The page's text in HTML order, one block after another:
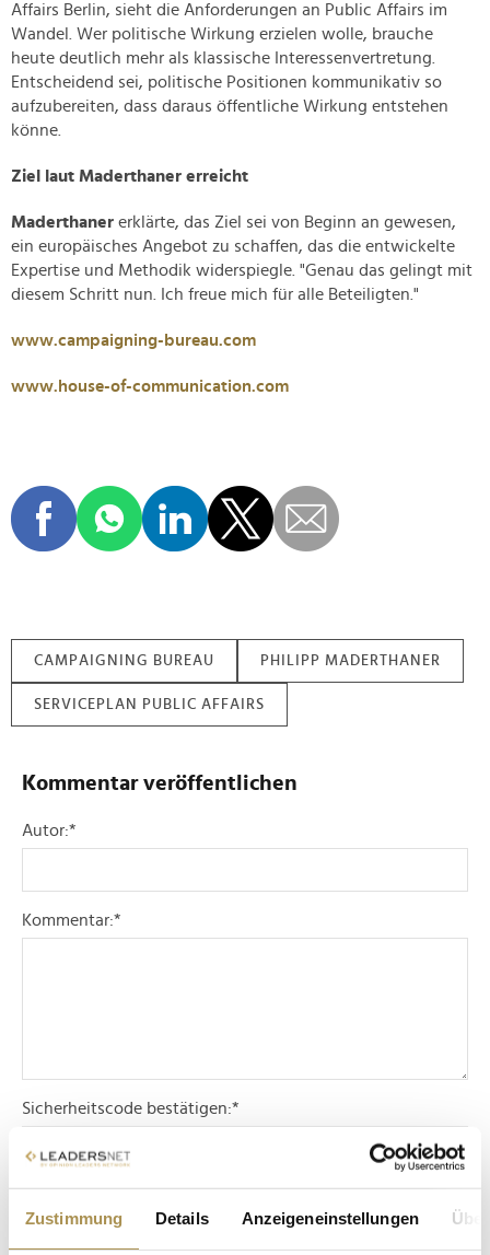
Zustimmung Details Anzeigeneinstellungen
Affairs Berlin, sieht die Anforderungen an Public Affairs im
Wandel. Wer politische Wirkung erzielen wolle, brauche
heute deutlich mehr als klassische Interessenvertretung.
Entscheidend sei, politische Positionen kommunikativ so
aufzubereiten, dass daraus öffentliche Wirkung entstehen
könne.
Ziel laut Maderthaner erreicht
Maderthaner erklärte, das Ziel sei von Beginn an gewesen,
ein europäisches Angebot zu schaffen, das die entwickelte
Expertise und Methodik widerspiegle. "Genau das gelingt mit
diesem Schritt nun. Ich freue mich für alle Beteiligten."
www.campaigning-bureau.com
www.house-of-communication.com
CAMPAIGNING BUREAU PHILIPP MADERTHANER
SERVICEPLAN PUBLIC AFFAIRS
Kommentar veröffentlichen
Autor:*
Kommentar:*
Sicherheitscode bestätigen:*